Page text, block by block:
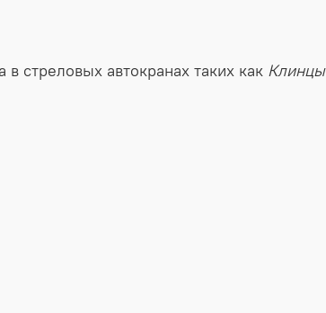
в стреловых автокранах таких как Клинцы